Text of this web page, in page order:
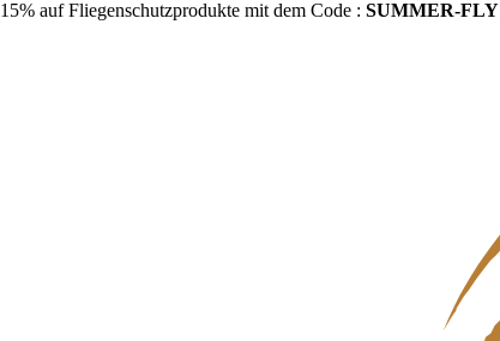
15% auf Fliegenschutzprodukte mit dem Code : SUMMER-